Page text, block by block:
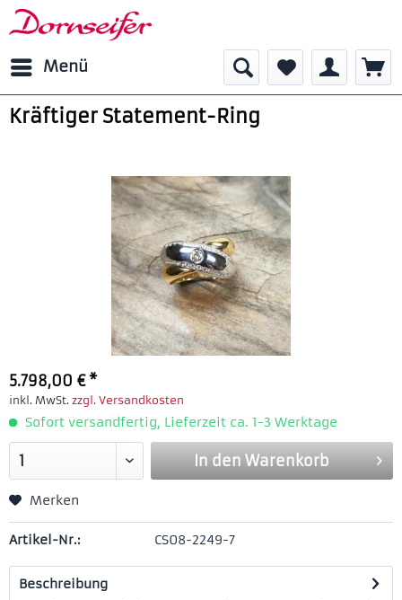
Menü
Kräftiger Statement-Ring
5.798,00 € *
inkl. MwSt. zzgl. Versandkosten
Sofort versandfertig, Lieferzeit ca. 1-3 Werktage
In den Warenkorb
Merken
Artikel-Nr.: CS08-2249-7
Beschreibung